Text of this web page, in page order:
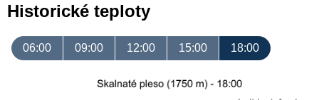
Historické teploty
06:00 09:00 12:00 15:00 18:00